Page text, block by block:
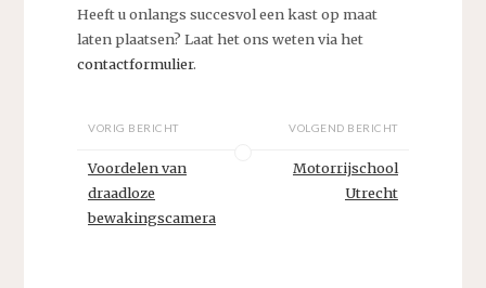
Heeft u onlangs succesvol een kast op maat
laten plaatsen? Laat het ons weten via het
contactformulier.
VORIG BERICHT
Voordelen van
draadloze
bewakingscamera
VOLGEND BERICHT
Motorrijschool
Utrecht